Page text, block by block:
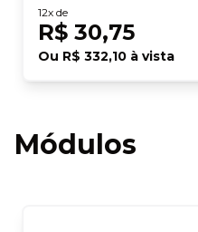
12x de
R$ 30,75
Ou R$ 332,10 à vista
Módulos